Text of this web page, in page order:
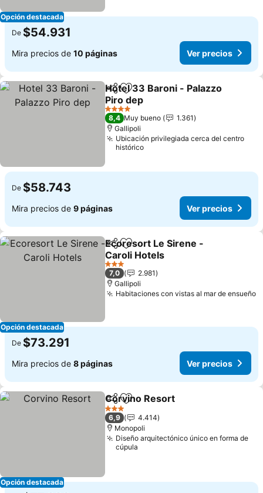
Opción destacada
De $54.931
Mira precios de 10 páginas Ver precios
CompartirAgregar a favoritos
Hotel 33 Baroni - Palazzo
Piro dep
4 Estrellas
8,4 Muy bueno
1.361
Gallipoli
Ubicación privilegiada cerca del centro
histórico
De $58.743
Mira precios de 9 páginas Ver precios
Opción destacada
CompartirAgregar a favoritos
Ecoresort Le Sirene -
Caroli Hotels
3 Estrellas
7,0
2.981
Gallipoli
Habitaciones con vistas al mar de ensueño
De $73.291
Mira precios de 8 páginas Ver precios
Opción destacada
CompartirAgregar a favoritos
Corvino Resort
3 Estrellas
6,9
4.414
Monopoli
Diseño arquitectónico único en forma de
cúpula